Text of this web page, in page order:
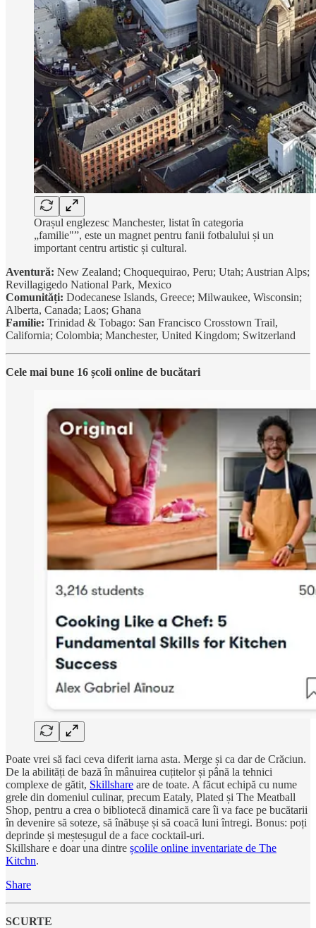
Orașul englezesc Manchester, listat în categoria
„familie"”, este un magnet pentru fanii fotbalului și un
important centru artistic și cultural.
Aventură: New Zealand; Choquequirao, Peru; Utah; Austrian Alps;
Revillagigedo National Park, Mexico
Comunități: Dodecanese Islands, Greece; Milwaukee, Wisconsin;
Alberta, Canada; Laos; Ghana
Familie: Trinidad & Tobago: San Francisco Crosstown Trail,
California; Colombia; Manchester, United Kingdom; Switzerland
Cele mai bune 16 școli online de bucătari
Poate vrei să faci ceva diferit iarna asta. Merge și ca dar de Crăciun.
De la abilități de bază în mânuirea cuțitelor și până la tehnici
complexe de gătit, Skillshare are de toate. A făcut echipă cu nume
grele din domeniul culinar, precum Eataly, Plated și The Meatball
Shop, pentru a crea o bibliotecă dinamică care îi va face pe bucătarii
în devenire să soteze, să înăbușe și să coacă luni întregi. Bonus: poți
deprinde și meșteșugul de a face cocktail-uri.
Skillshare e doar una dintre școlile online inventariate de The
Kitchn.
Share
SCURTE